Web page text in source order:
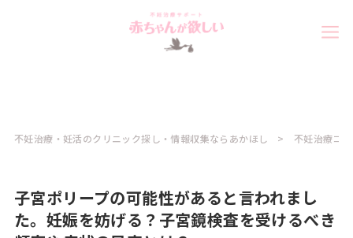
不妊治療・妊活のクリニック探し・情報収集ならあかほし 不妊治療コ
子宮ポリープの可能性があると言われまし
た。妊娠を妨げる？子宮鏡検査を受けるべき